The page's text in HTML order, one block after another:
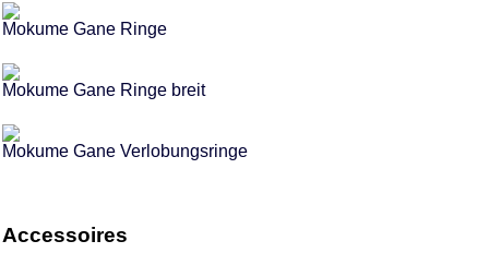
Mokume Gane Ringe
Mokume Gane Ringe breit
Mokume Gane Verlobungsringe
Accessoires